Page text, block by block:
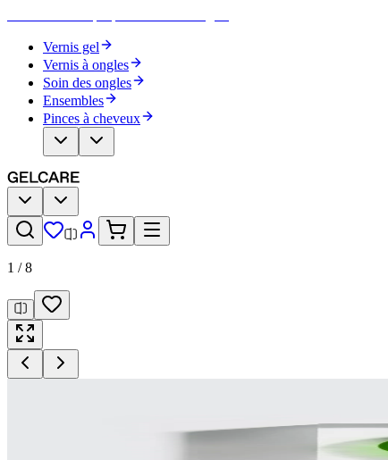
Vernis gel
Vernis à ongles
Soin des ongles
Ensembles
Pinces à cheveux
1 /8